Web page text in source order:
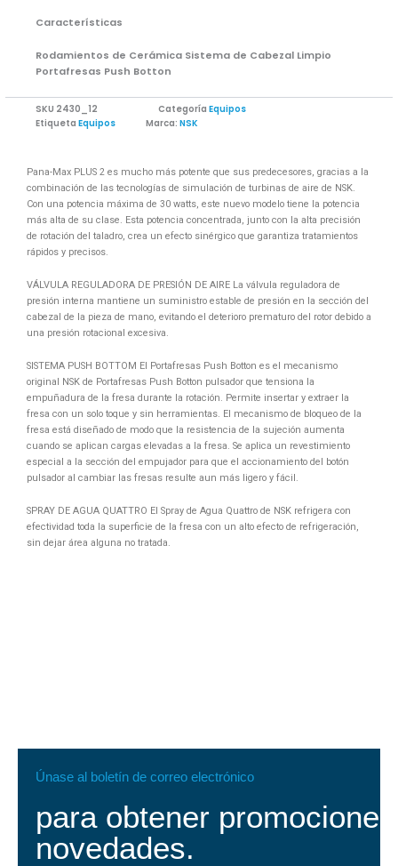
Características
Rodamientos de Cerámica Sistema de Cabezal Limpio
Portafresas Push Botton
SKU 2430_12 Categoría Equipos
Etiqueta Equipos Marca: NSK
Pana-Max PLUS 2 es mucho más potente que sus predecesores, gracias a la
combinación de las tecnologías de simulación de turbinas de aire de NSK.
Con una potencia máxima de 30 watts, este nuevo modelo tiene la potencia
más alta de su clase. Esta potencia concentrada, junto con la alta precisión
de rotación del taladro, crea un efecto sinérgico que garantiza tratamientos
rápidos y precisos.
VÁLVULA REGULADORA DE PRESIÓN DE AIRE La válvula reguladora de
presión interna mantiene un suministro estable de presión en la sección del
cabezal de la pieza de mano, evitando el deterioro prematuro del rotor debido a
una presión rotacional excesiva.
SISTEMA PUSH BOTTOM El Portafresas Push Botton es el mecanismo
original NSK de Portafresas Push Botton pulsador que tensiona la
empuñadura de la fresa durante la rotación. Permite insertar y extraer la
fresa con un solo toque y sin herramientas. El mecanismo de bloqueo de la
fresa está diseñado de modo que la resistencia de la sujeción aumenta
cuando se aplican cargas elevadas a la fresa. Se aplica un revestimiento
especial a la sección del empujador para que el accionamiento del botón
pulsador al cambiar las fresas resulte aun más ligero y fácil.
SPRAY DE AGUA QUATTRO El Spray de Agua Quattro de NSK refrigera con
efectividad toda la superficie de la fresa con un alto efecto de refrigeración,
sin dejar área alguna no tratada.
Únase al boletín de correo electrónico
para obtener
novedades.